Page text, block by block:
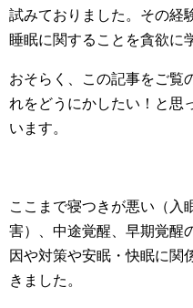
試みておりました。その経
睡眠に関することを貪欲に
おそらく、この記事をご覧
れをどうにかしたい！と思
います。
ここまで寝つきが悪い（入
害）、中途覚醒、早期覚醒
因や対策や安眠・快眠に関
きました。